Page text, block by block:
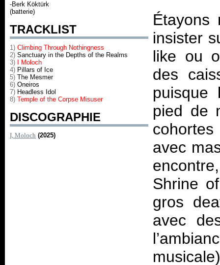
-Berk Köktürk
(batterie)
TRACKLIST
1) Climbing Through Nothingness
2) Sanctuary in the Depths of the Realms
3)
I Moloch
4) Pillars of Ice
5) The Mesmer
6) Oneiros
7) Headless Idol
8) Temple of the Corpse Misuser
DISCOGRAPHIE
I, Moloch (2025)
Étayons
insister
like ou
des
puisque
pied de
avec
Shrine
gros
avec